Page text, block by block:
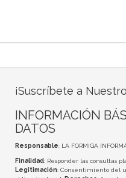
¡Suscríbete a
INFORMACIÓN
DATOS
Responsable: LA FORMIGA
Finalidad: Responder las consultas
Legitimación: Consentimiento del